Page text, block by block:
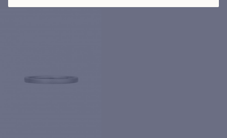
For more information about ORIGINE, click on the following link